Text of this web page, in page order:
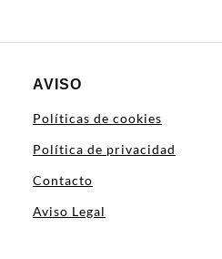
AVISO
Políticas de cookies
Política de privacidad
Contacto
Aviso Legal